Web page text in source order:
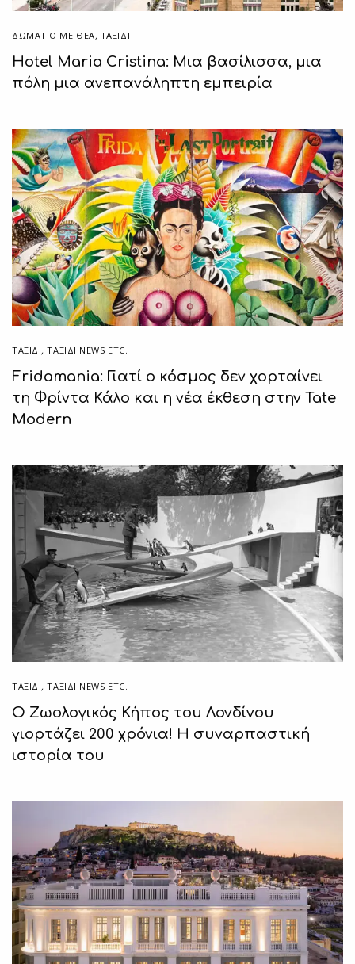
ΔΩΜΆΤΙΟ ΜΕ ΘΈΑ, ΤΑΞΙΔΙ
Hotel Maria Cristina: Μια βασίλισσα, μια
πόλη μια ανεπανάληπτη εμπειρία
ΤΑΞΙΔΙ,ΤΑΞΊΔΙ NEWS ETC.
Fridamania: Γιατί ο κόσμος δεν χορταίνει
τη Φρίντα Κάλο και η νέα έκθεση στην Tate
Modern
ΤΑΞΙΔΙ,ΤΑΞΊΔΙ NEWS ETC.
Ο Ζωολογικός Κήπος του Λονδίνου
γιορτάζει 200 χρόνια! Η συναρπαστική
ιστορία του